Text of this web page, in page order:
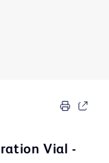
Vial -